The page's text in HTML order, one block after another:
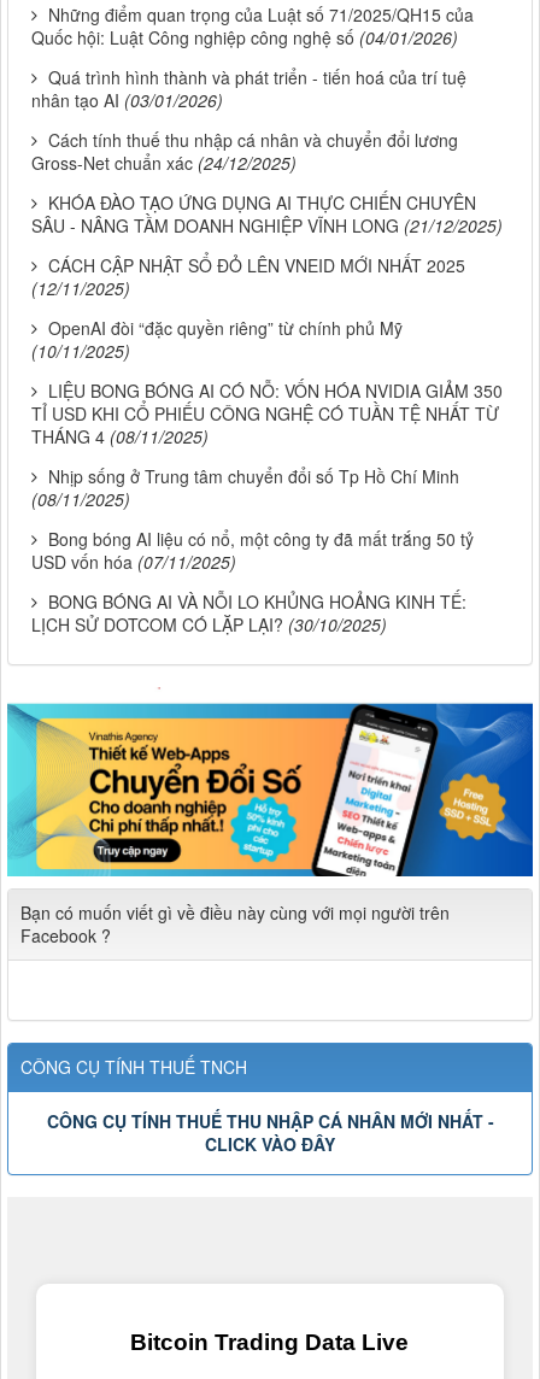
Những điểm quan trọng của Luật số 71/2025/QH15 của
Quốc hội: Luật Công nghiệp công nghệ số (04/01/2026)
Quá trình hình thành và phát triển - tiến hoá của trí tuệ
nhân tạo AI (03/01/2026)
Cách tính thuế thu nhập cá nhân và chuyển đổi lương
Gross-Net chuẩn xác (24/12/2025)
KHÓA ĐÀO TẠO ỨNG DỤNG AI THỰC CHIẾN CHUYÊN
SÂU - NÂNG TẦM DOANH NGHIỆP VĨNH LONG (21/12/2025)
CÁCH CẬP NHẬT SỔ ĐỎ LÊN VNEID MỚI NHẤT 2025
(12/11/2025)
OpenAI đòi “đặc quyền riêng” từ chính phủ Mỹ
(10/11/2025)
LIỆU BONG BÓNG AI CÓ NỖ: VỐN HÓA NVIDIA GIẢM 350
TỈ USD KHI CỔ PHIẾU CÔNG NGHỆ CÓ TUẦN TỆ NHẤT TỪ
THÁNG 4 (08/11/2025)
Nhịp sống ở Trung tâm chuyển đổi số Tp Hồ Chí Minh
(08/11/2025)
Bong bóng AI liệu có nổ, một công ty đã mất trắng 50 tỷ
USD vốn hóa (07/11/2025)
BONG BÓNG AI VÀ NỖI LO KHỦNG HOẢNG KINH TẾ:
LỊCH SỬ DOTCOM CÓ LẶP LẠI? (30/10/2025)
Bạn có muốn viết gì về điều này cùng với mọi người trên
Facebook ?
CÔNG CỤ TÍNH THUẾ TNCH
CÔNG CỤ TÍNH THUẾ THU NHẬP CÁ NHÂN MỚI NHẤT -
CLICK VÀO ĐÂY